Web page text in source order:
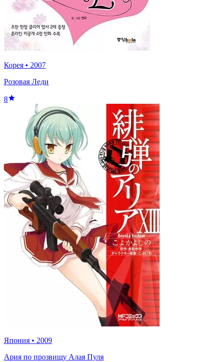
Корея • 2007
Розовая Леди
8
Япония • 2009
Ария по прозвищу Алая Пуля